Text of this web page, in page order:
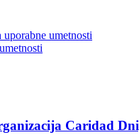
umetnosti
Caridad